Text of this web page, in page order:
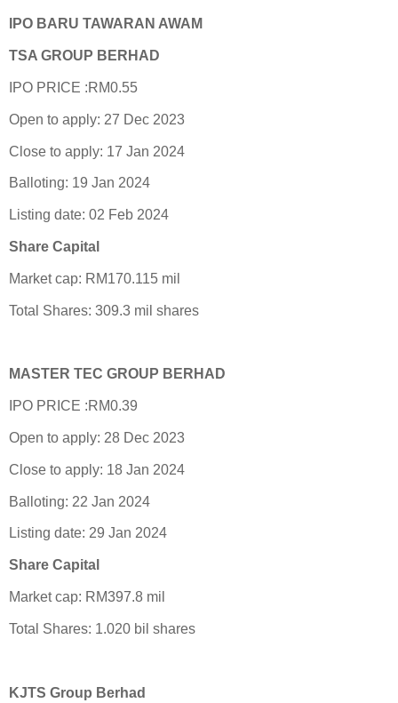
IPO BARU TAWARAN AWAM
TSA GROUP BERHAD
IPO PRICE :RM0.55
Open to apply: 27 Dec 2023
Close to apply: 17 Jan 2024
Balloting: 19 Jan 2024
Listing date: 02 Feb 2024
Share Capital
Market cap: RM170.115 mil
Total Shares: 309.3 mil shares
MASTER TEC GROUP BERHAD
IPO PRICE :RM0.39
Open to apply: 28 Dec 2023
Close to apply: 18 Jan 2024
Balloting: 22 Jan 2024
Listing date: 29 Jan 2024
Share Capital
Market cap: RM397.8 mil
Total Shares: 1.020 bil shares
KJTS Group Berhad